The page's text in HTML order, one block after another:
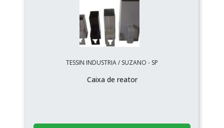
TESSIN INDUSTRIA / SUZANO - SP
Caixa de reator